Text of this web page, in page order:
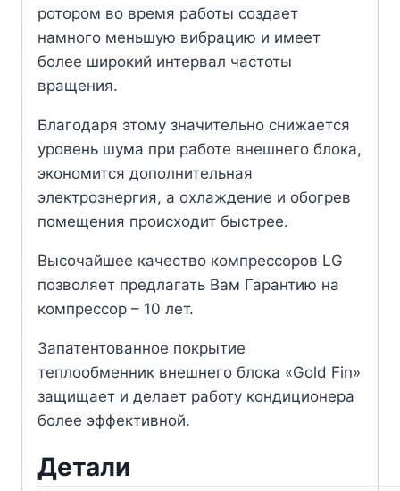
ротором во время работы создает
намного меньшую вибрацию и имеет
более широкий интервал частоты
вращения.
Благодаря этому значительно снижается
уровень шума при работе внешнего блока,
экономится дополнительная
электроэнергия, а охлаждение и обогрев
помещения происходит быстрее.
Высочайшее качество компрессоров LG
позволяет предлагать Вам Гарантию на
компрессор – 10 лет.
Запатентованное покрытие
теплообменник внешнего блока «Gold Fin»
защищает и делает работу кондиционера
более эффективной.
Детали